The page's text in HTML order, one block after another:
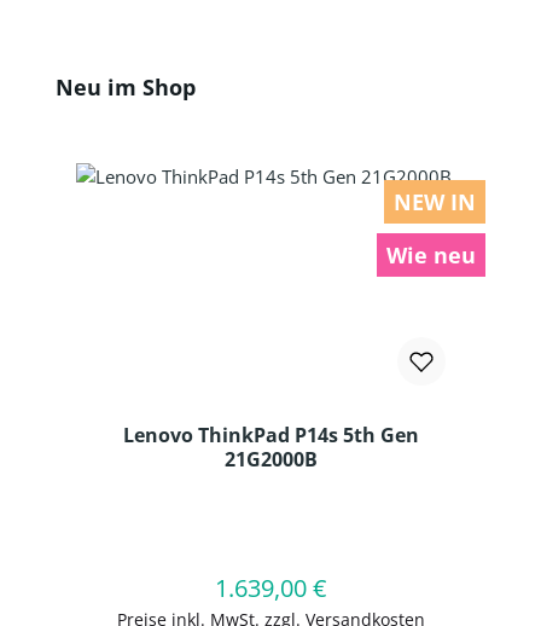
Produktgalerie überspringen
Neu im Shop
NEW IN
Wie neu
Lenovo ThinkPad P14s 5th Gen
21G2000B
Regulärer Preis:
1.639,00 €
Preise inkl. MwSt. zzgl. Versandkosten
In den Warenkorb